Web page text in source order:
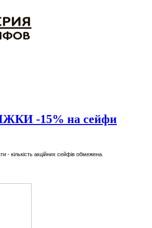
-15% на сейфи
- кількість акційних сейфів обмежена.